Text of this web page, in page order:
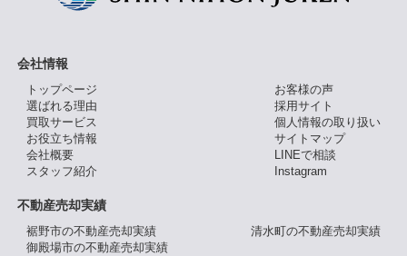
会社情報
トップページ
選ばれる理由
買取サービス
お役立ち情報
会社概要
スタッフ紹介
お客様の声
採用サイト
個人情報の取り扱い
サイトマップ
LINEで相談
Instagram
不動産売却実績
裾野市の不動産売却実績
御殿場市の不動産売却実績
清水町の不動産売却実績